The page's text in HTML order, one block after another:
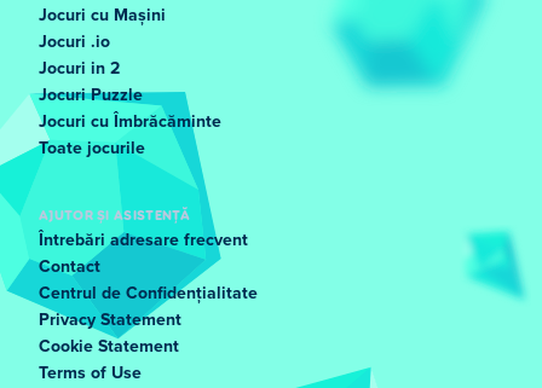
Jocuri cu Mașini
Jocuri .io
Jocuri in 2
Jocuri Puzzle
Jocuri cu Îmbrăcăminte
Toate jocurile
AJUTOR ȘI ASISTENȚĂ
Întrebări adresare frecvent
Contact
Centrul de Confidențialitate
Privacy Statement
Cookie Statement
Terms of Use